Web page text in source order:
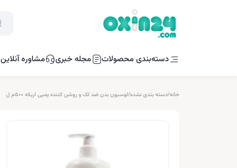
دسته‌بندی محصولات مجله خبری مشاوره آنلاین
خانه/دسته بندی نشده/لوسیون بدن ضد لک و روشن کننده پمپی اریکه 500م ل